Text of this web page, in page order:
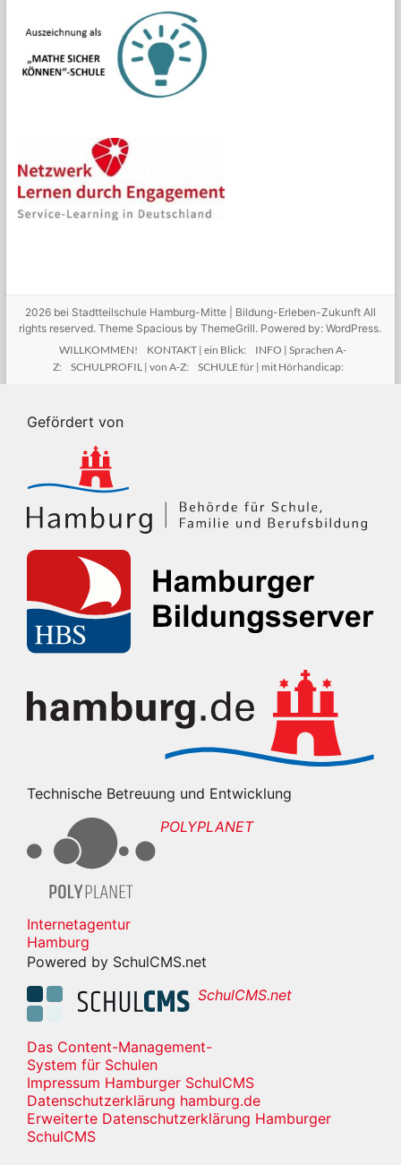
2026 bei Stadtteilschule Hamburg-Mitte | Bildung-Erleben-ZukunftAll
rights reserved. Theme Spacious by ThemeGrill. Powered by:WordPress.
WILLKOMMEN!
KONTAKT | ein Blick:
INFO | Sprachen A-
Z:
SCHULPROFIL | von A-Z: SCHULE für | mit Hörhandicap:
Gefördert von
Technische Betreuung und Entwicklung
POLYPLANET
Internetagentur
Hamburg
Powered by SchulCMS.net
SchulCMS.net
Das Content-Management-
System für Schulen
Impressum Hamburger SchulCMS
Datenschutzerklärung hamburg.de
Erweiterte Datenschutzerklärung Hamburger
SchulCMS